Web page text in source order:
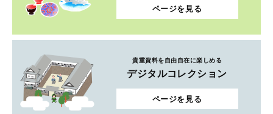
ページを見る
貴重資料を自由自在に楽しめる
デジタルコレクション
ページを見る